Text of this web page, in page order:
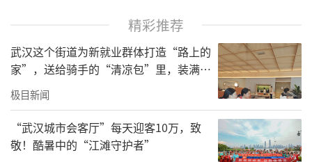
已第一时间赶往南宁，协调阿里集团资源在当
地参与救灾。
同时，阿里巴巴公益平台及公益宝贝商家
携手壹基金启动救灾响应。7月6日晚，由阿里
巴巴公益及公益宝贝爱心商家支持的首批2500
份应急食品已发车驰援灾区。
精彩推荐
武汉这个街道为新就业群体打造“路上的
家”，送给骑手的“清凉包”里，装满了
城市的善意与细节
极目新闻
“武汉城市会客厅”每天迎客10万，致
敬！酷暑中的“江滩守护者”